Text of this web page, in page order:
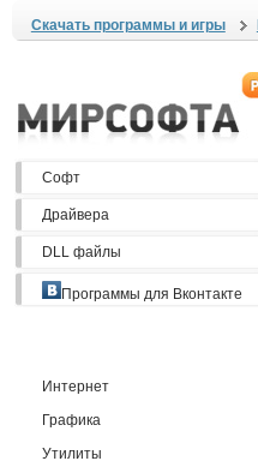
Скачать программы и игры
Софт
Драйвера
DLL файлы
Программы для Вконтакте
Интернет
Графика
Утилиты